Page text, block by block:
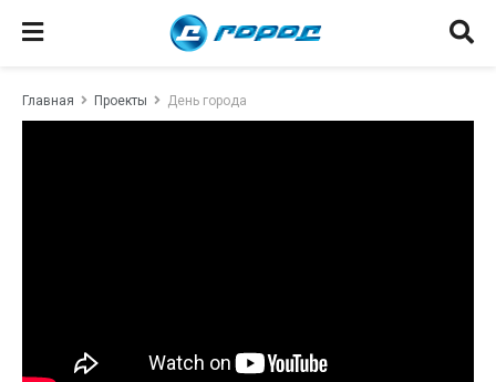
Главная Проекты День города